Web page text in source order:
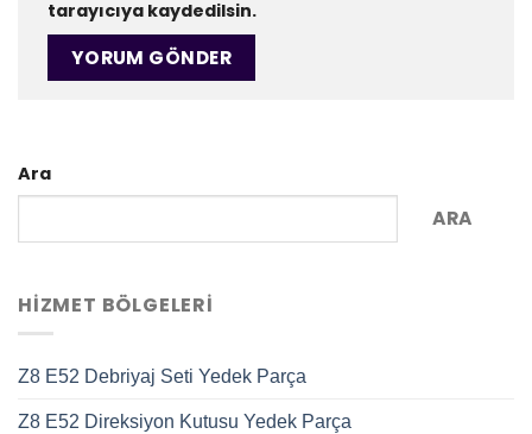
tarayıcıya kaydedilsin.
Ara
ARA
HIZMET BÖLGELERI
Z8 E52 Debriyaj Seti Yedek Parça
Z8 E52 Direksiyon Kutusu Yedek Parça